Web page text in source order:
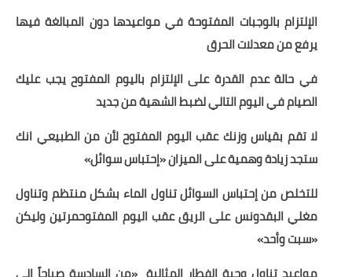
الإلتزام بالوجبات المفتوحة في مواعيدها دون المبالغة فيها
يرفع من معدلات الحرق
في حالة عدم القدرة على الإلتزام باليوم المفتوح يجب عليك
الصيام في اليوم التالي لضبط الشهية من جديد
لا تقم بقياس وزنك عقب اليوم المفتوح لأن من الطبيعي انك
ستجد زيادة وهمية على الميزان «إحتباس سوائل»
للتخلص من إحتباس السوائل تناول الماء بشكل منتظم وتناول
مغلي البقدونس على الريق عقب اليوم المفتوحمرتين وليكن
«سبت وأحد»